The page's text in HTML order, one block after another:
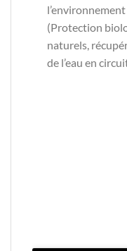
(Protection
naturels,
de l’eau en